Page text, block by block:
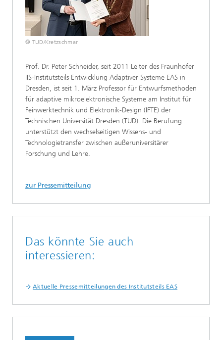
© TUD/Kretzschmar
Prof. Dr. Peter Schneider, seit 2011 Leiter des Fraunhofer
IIS-Institutsteils Entwicklung Adaptiver Systeme EAS in
Dresden, ist seit 1. März Professor für Entwurfsmethoden
für adaptive mikroelektronische Systeme am Institut für
Feinwerktechnik und Elektronik-Design (IFTE) der
Technischen Universität Dresden (TUD). Die Berufung
unterstützt den wechselseitigen Wissens- und
Technologietransfer zwischen außeruniversitärer
Forschung und Lehre.
zur Pressemitteilung
Das könnte Sie auch
interessieren:
Aktuelle Pressemitteilungen des Institutsteils EAS